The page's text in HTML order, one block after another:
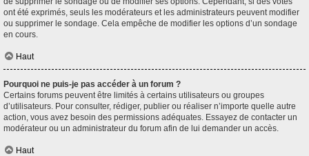
ont été exprimés, seuls les modérateurs et les administrateurs peuvent modifier
ou supprimer le sondage. Cela empêche de modifier les options d’un sondage
en cours.
Haut
Pourquoi ne puis-je pas accéder à un forum ?
Certains forums peuvent être limités à certains utilisateurs ou groupes
d’utilisateurs. Pour consulter, rédiger, publier ou réaliser n’importe quelle autre
action, vous avez besoin des permissions adéquates. Essayez de contacter un
modérateur ou un administrateur du forum afin de lui demander un accès.
Haut